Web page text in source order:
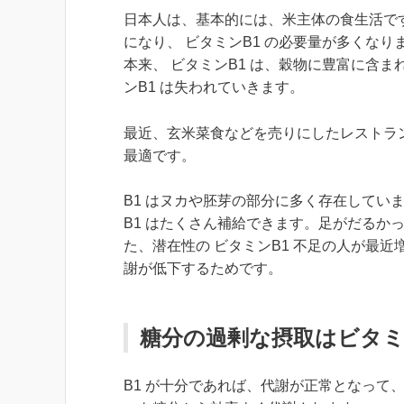
日本人は、基本的には、米主体の食生活
になり、 ビタミンB1 の必要量が多くなり
本来、 ビタミンB1 は、穀物に豊富に含ま
ンB1 は失われていきます。
最近、玄米菜食などを売りにしたレスト
最適です。
B1 はヌカや胚芽の部分に多く存在してい
B1 はたくさん補給できます。足がだるか
た、潜在性の ビタミンB1 不足の人が最近
謝が低下するためです。
糖分の過剰な摂取はビタ
B1 が十分であれば、代謝が正常となって